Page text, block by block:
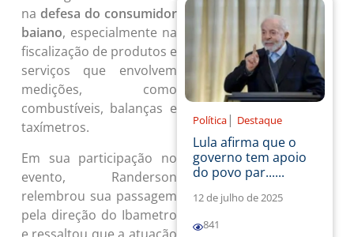
na defesa do consumidor
baiano, especialmente na
fiscalização de produtos e
serviços que envolvem
medições, como
combustíveis, balanças e
taxímetros.
Em sua participação no
evento, Randerson
relembrou sua passagem
pela direção do Ibametro
Política | Destaque
Lula afirma que o
governo tem apoio
do povo par......
12 de julho de 2025
841